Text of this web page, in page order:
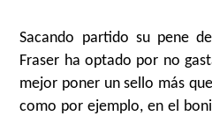
Sacando partido su pene
Fraser ha optado por no
mejor poner un sello más
como por ejemplo, en el